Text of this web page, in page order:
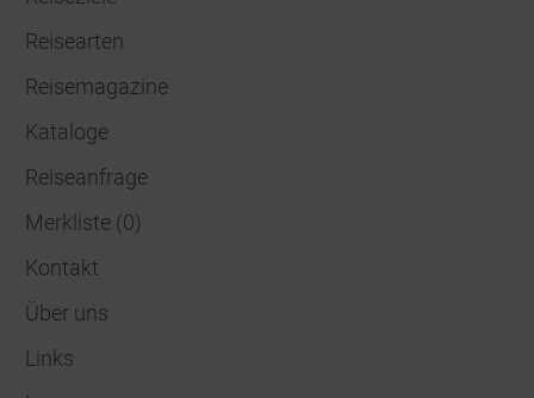
Reisearten
Reisemagazine
Kataloge
Reiseanfrage
Merkliste (0)
Kontakt
Über uns
Links